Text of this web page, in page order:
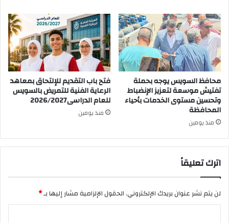
محافظ السويس يوجه بحملة
تفتيش موسعة لتعزيز الإنضباط
وتحسين مستوى الخدمات بأحياء
المحافظة
منذ يومين
فتح باب التقديم للإلتحاق بمعاهد
الرعاية الفنية للتمريض بالسويس
للعام الدراسى2026/2027
منذ يومين
اترك تعليقاً
لن يتم نشر عنوان بريدك الإلكتروني.الحقول الإلزامية مشار إليها بـ*